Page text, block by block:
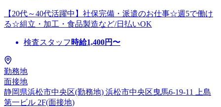
【20代～40代活躍中】社保完備・派遣のお仕事☆週5で働け
る☆組立・加工・食品製造など/日払いOK
検査スタッフ 時給1,400円〜
勤務地
面接地
静岡県浜松市中央区(勤務地) 浜松市中央区曳馬6-19-11 上島
第一ビル 2F(面接地)